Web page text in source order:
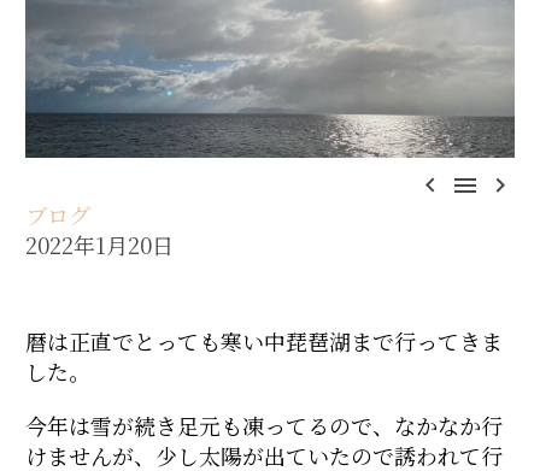
  
ブログ
2022年1月20日
暦は正直でとっても寒い中琵琶湖まで行ってきま
した。
今年は雪が続き足元も凍ってるので、なかなか行
けませんが、少し太陽が出ていたので誘われて行